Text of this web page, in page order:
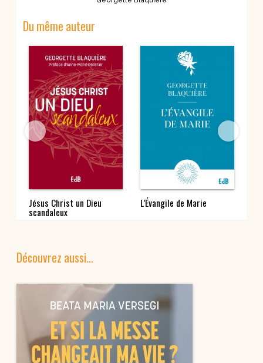
Du même auteur
Jésus Christ un Dieu
scandaleux
L’Évangile de Marie
Découvrez aussi…